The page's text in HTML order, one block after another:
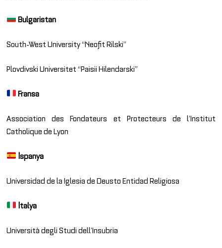
Bulgaristan
South-West University “Neofit Rilski”
Plovdivski Universitet “Paisii Hilendarski”
Fransa
Association des Fondateurs et Protecteurs de l’Institut
Catholique de Lyon
İspanya
Universidad de la Iglesia de Deusto Entidad Religiosa
İtalya
Università degli Studi dell’Insubria